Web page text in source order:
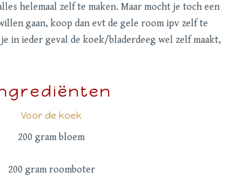
helemaal zelf te maken. Maar mocht je toch een
gaan, koop dan evt de gele room ipv zelf te
in ieder geval de koek/bladerdeeg wel zelf maakt,
Voor de koek
200 gram bloem
200 gram roomboter